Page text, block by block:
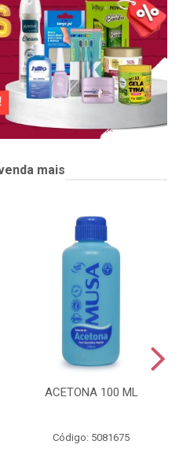
mais
ACETONA 100 ML
Código: 5081675